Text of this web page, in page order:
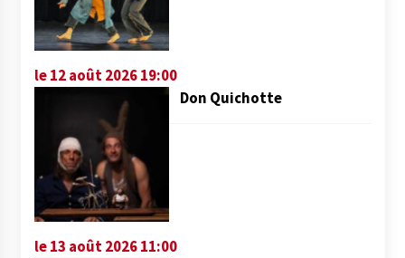
le 12 août 2026 19:00
Don Quichotte
le 13 août 2026 11:00